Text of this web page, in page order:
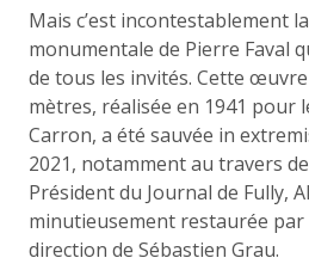
Mais c’est incontestablement
monumentale de Pierre Faval
de tous les invités. Cette
mètres, réalisée en 1941 pour
Carron, a été sauvée in
2021, notamment au travers
Président du Journal de Fully,
minutieusement restaurée par
direction de Sébastien Grau.